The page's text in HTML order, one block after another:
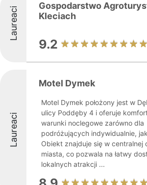
Laureaci
Gospodarstwo
Kleciach
9.2
Laureaci
Motel Dymek
Motel Dymek położony jest w
ulicy Poddęby 4 i oferuje
warunki noclegowe zarówno dla
podróżujących indywidualnie,
Obiekt znajduje się w centralnej
miasta, co pozwala na łatwy
lokalnych atrakcji ...